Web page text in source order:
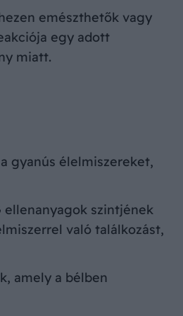
emészthetők vagy
egy adott
miatt.
gyanús élelmiszereket,
ellenanyagok szintjének
való találkozást,
amely a bélben